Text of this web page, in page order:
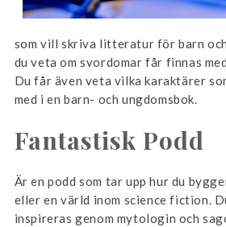
som vill skriva litteratur för barn
du veta om svordomar får finnas
Du får även veta vilka karaktärer
med i en barn- och ungdomsbok.
Fantastisk Podd
Är en podd som tar upp hur du
eller en värld inom science fiction.
inspireras genom mytologin och